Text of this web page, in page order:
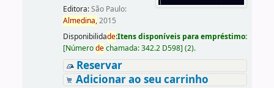
Editora:São Paulo:
Almedina,2015
Disponibilidade:Itens disponíveis para empréstimo:
[Númerodechamada:342.2 D598] (2).
Reservar
Adicionar ao seu carrinho